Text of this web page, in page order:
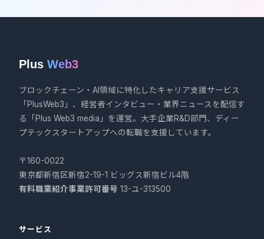
Plus Web3
ブロックチェーン・AI領域に特化したキャリア支援サービス
「PlusWeb3」、経営者インタビュー・業界ニュースを配信す
る「Plus Web3 media」を運営。大手企業R&D部門、ディー
プテックスタートアップへの転職を支援しています。
〒160-0022
東京都新宿区新宿2-19-1 ビッグス新宿ビル4階
有料職業紹介事業許可番号 13-ユ-313500
サービス